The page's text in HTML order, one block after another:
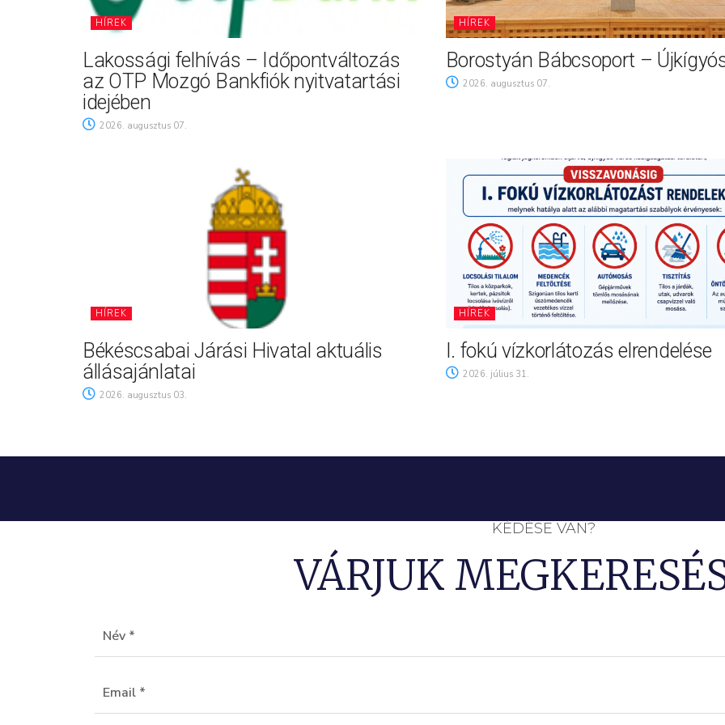
HÍREK
Lakossági felhívás – Időpontváltozás
az OTP Mozgó Bankfiók nyitvatartási
idejében
2026. augusztus 07.
HÍREK
Borostyán Bábcsoport –
2026. augusztus 07.
HÍREK
Békéscsabai Járási Hivatal aktuális
állásajánlatai
2026. augusztus 03.
HÍREK
I. fokú vízkorlátozás elrendelése
2026. július 31.
KÉDÉSE VAN?
VÁRJUK